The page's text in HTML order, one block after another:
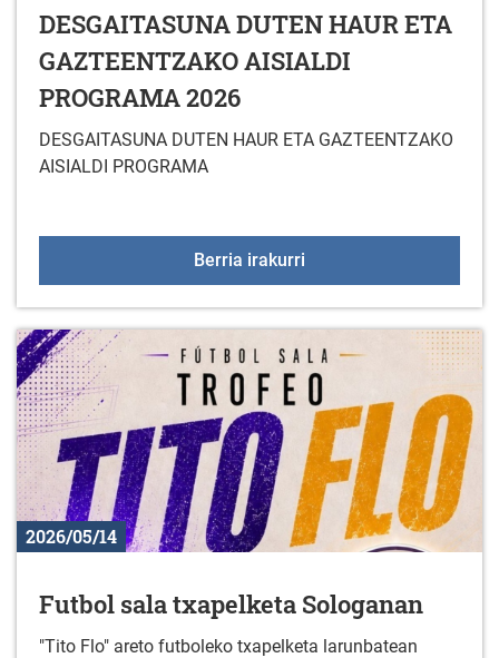
DESGAITASUNA DUTEN HAUR ETA
GAZTEENTZAKO AISIALDI
PROGRAMA 2026
DESGAITASUNA DUTEN HAUR ETA GAZTEENTZAKO
AISIALDI PROGRAMA
Berria irakurri
2026/05/14
Futbol sala txapelketa Sologanan
"Tito Flo" areto futboleko txapelketa larunbatean